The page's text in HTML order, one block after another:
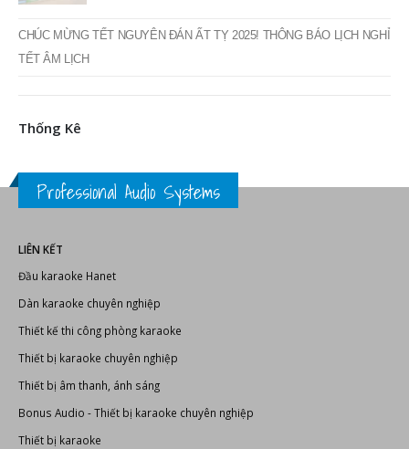
CHÚC MỪNG TẾT NGUYÊN ĐÁN ẤT TỴ 2025! THÔNG BÁO LỊCH NGHỈ
TẾT ÂM LỊCH
Thống Kê
Professional Audio Systems
LIÊN KẾT
Đầu karaoke Hanet
Dàn karaoke chuyên nghiệp
Thiết kế thi công phòng karaoke
Thiết bị karaoke chuyên nghiệp
Thiết bị âm thanh, ánh sáng
Bonus Audio -Thiết bị karaoke chuyên nghiệp
Thiết bị karaoke